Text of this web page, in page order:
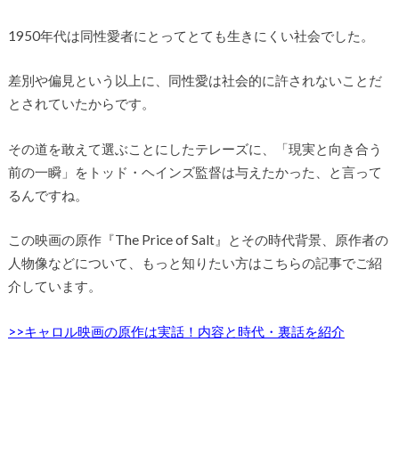
1950年代は同性愛者にとってとても生きにくい社会でした。
差別や偏見という以上に、同性愛は社会的に許されないことだ
とされていたからです。
その道を敢えて選ぶことにしたテレーズに、「現実と向き合う
前の一瞬」をトッド・ヘインズ監督は与えたかった、と言って
るんですね。
この映画の原作『The Price of Salt』とその時代背景、原作者の
人物像などについて、もっと知りたい方はこちらの記事でご紹
介しています。
>>キャロル映画の原作は実話！内容と時代・裏話を紹介